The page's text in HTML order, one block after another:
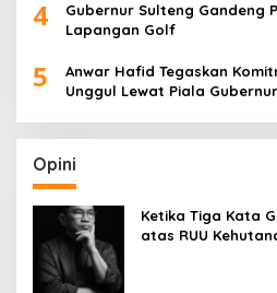
4
Gubernur Sulteng Gandeng
Lapangan Golf
5
Anwar Hafid Tegaskan
Unggul Lewat Piala
Opini
Ketika Tiga Kata
atas RUU